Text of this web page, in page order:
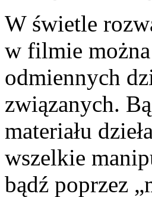
W świetle
w filmie
odmiennych
związanych.
materiału
wszelkie
bądź poprzez